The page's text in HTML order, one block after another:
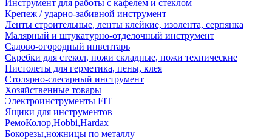
Инструмент для работы с кафелем и стеклом
Крепеж / ударно-забивной инструмент
Ленты строительные, ленты клейкие, изолента, серпянка
Малярный и штукатурно-отделочный инструмент
Садово-огородный инвентарь
Скребки для стекол, ножи складные, ножи технические
Пистолеты для герметика, пены, клея
Столярно-слесарный инструмент
Хозяйственные товары
Электроинструменты FIT
Ящики для инструментов
РемоКолор,Hobbi,Hardax
Бокорезы,ножницы по металлу